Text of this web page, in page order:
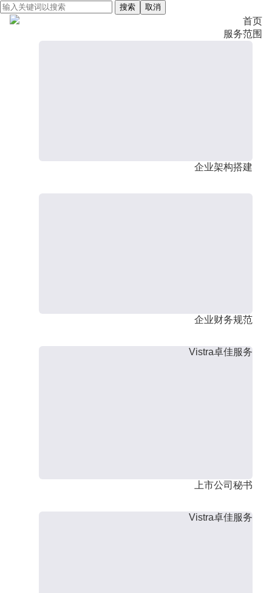
搜索 取消
首页
服务范围
企业架构搭建
企业财务规范
Vistra卓佳服务
上市公司秘书
Vistra卓佳服务